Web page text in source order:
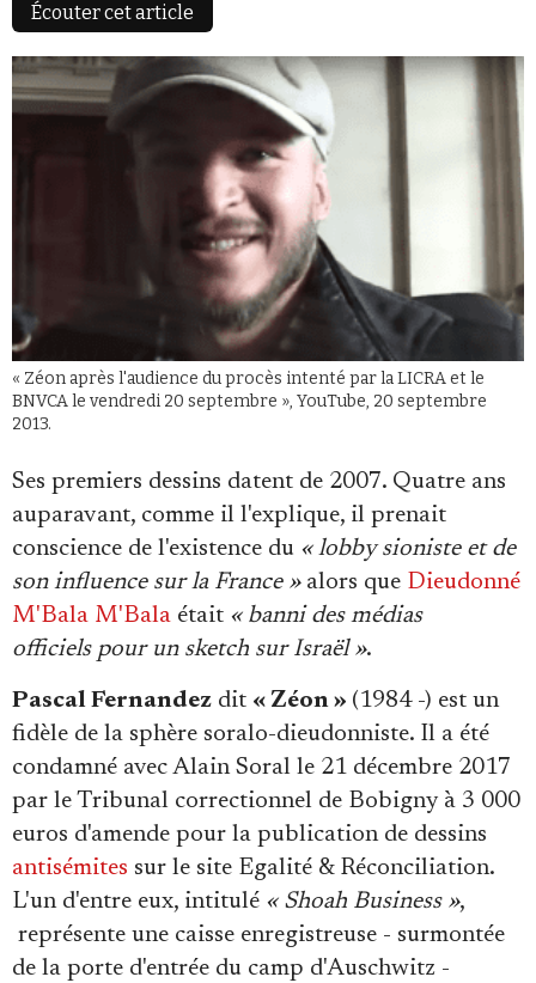
Faire un don
Demander à Vera
Se connecter
Écouter cet article
« Zéon après l'audience du procès intenté par la LICRA et le
BNVCA le vendredi 20 septembre », YouTube, 20 septembre
2013.
Ses premiers dessins datent de 2007. Quatre ans
auparavant, comme il l'explique, il prenait
conscience de l'existence du « lobby sioniste et de
son influence sur la France »alors que Dieudonné
M'Bala M'Bala était « banni des médias
officiels pour un sketch sur Israël ».
Pascal Fernandez dit « Zéon » (1984 -) est un
fidèle de la sphère soralo-dieudonniste. Il a été
condamné avec Alain Soral le 21 décembre 2017
par le Tribunal correctionnel de Bobigny à 3 000
euros d'amende pour la publication de dessins
antisémites sur le site Egalité & Réconciliation.
L'un d'entre eux, intitulé « Shoah Business »,
représente une caisse enregistreuse - surmontée
de la porte d'entrée du camp d'Auschwitz -